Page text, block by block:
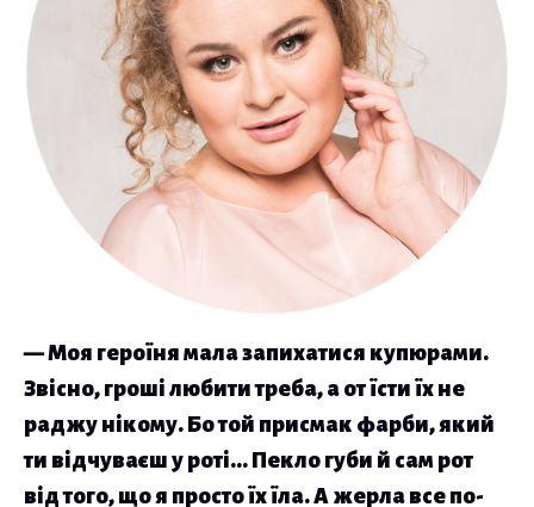
— Моя героїня мала запихатися купюрами.
Звісно, гроші любити треба, а от їсти їх не
раджу нікому. Бо той присмак фарби, який
ти відчуваєш у роті… Пекло губи й сам рот
від того, що я просто їх їла. А жерла все по-